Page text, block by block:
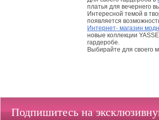
платья для вечернего
Интересной темой в
появляется
Интернет- магазин
новые коллекции
гардеробе.
Выбирайте для своего
Подпишитесь на